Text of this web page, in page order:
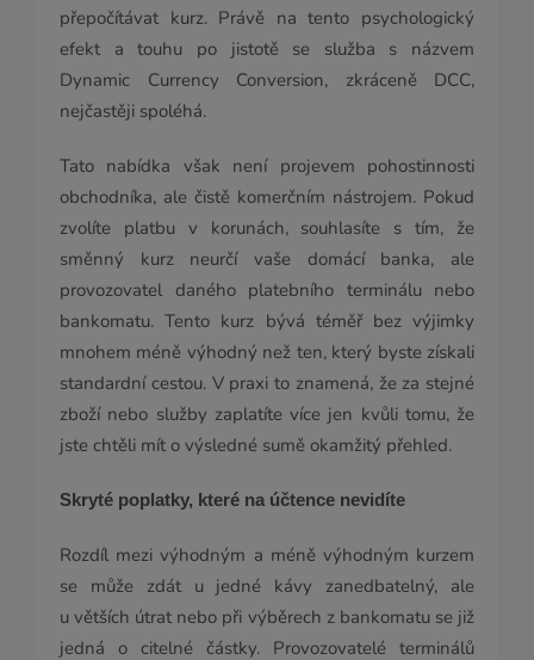
přepočítávat kurz. Právě na tento psychologický
efekt a touhu po jistotě se služba s názvem
Dynamic Currency Conversion, zkráceně DCC,
nejčastěji spoléhá.
Tato nabídka však není projevem pohostinnosti
obchodníka, ale čistě komerčním nástrojem. Pokud
zvolíte platbu v korunách, souhlasíte s tím, že
směnný kurz neurčí vaše domácí banka, ale
provozovatel daného platebního terminálu nebo
bankomatu. Tento kurz bývá téměř bez výjimky
mnohem méně výhodný než ten, který byste získali
standardní cestou. V praxi to znamená, že za stejné
zboží nebo služby zaplatíte více jen kvůli tomu, že
jste chtěli mít o výsledné sumě okamžitý přehled.
Skryté poplatky, které na účtence nevidíte
Rozdíl mezi výhodným a méně výhodným kurzem
se může zdát u jedné kávy zanedbatelný, ale
u větších útrat nebo při výběrech z bankomatu se již
jedná o citelné částky. Provozovatelé terminálů